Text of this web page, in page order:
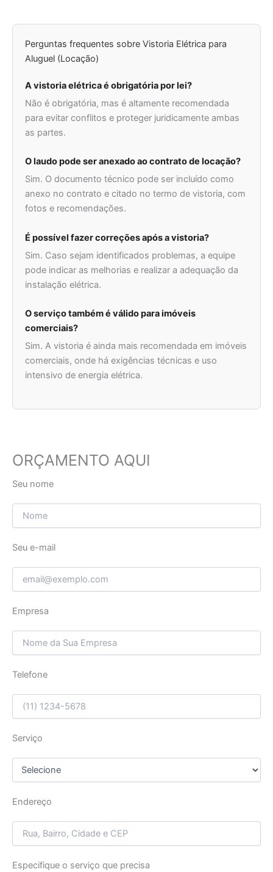
Perguntas frequentes sobre Vistoria Elétrica para
Aluguel (Locação)
A vistoria elétrica é obrigatória por lei?
Não é obrigatória, mas é altamente recomendada
para evitar conflitos e proteger juridicamente ambas
as partes.
O laudo pode ser anexado ao contrato de locação?
Sim. O documento técnico pode ser incluído como
anexo no contrato e citado no termo de vistoria, com
fotos e recomendações.
É possível fazer correções após a vistoria?
Sim. Caso sejam identificados problemas, a equipe
pode indicar as melhorias e realizar a adequação da
instalação elétrica.
O serviço também é válido para imóveis
comerciais?
Sim. A vistoria é ainda mais recomendada em imóveis
comerciais, onde há exigências técnicas e uso
intensivo de energia elétrica.
ORÇAMENTO AQUI
Seu nome
Seu e-mail
Empresa
Telefone
Serviço
Endereço
Especifique o serviço que precisa